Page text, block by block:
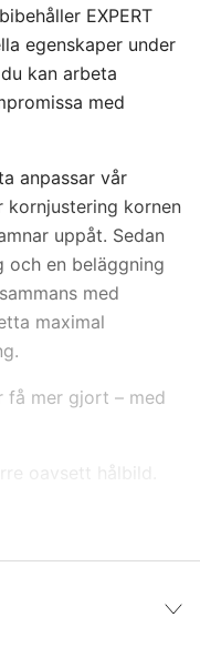
51 kr
EXPERT
egenskaper under
kan arbeta
med
anpassar vår
kornen
uppåt. Sedan
och en beläggning
med
maximal
få mer gjort – med
oavsett hålbild.